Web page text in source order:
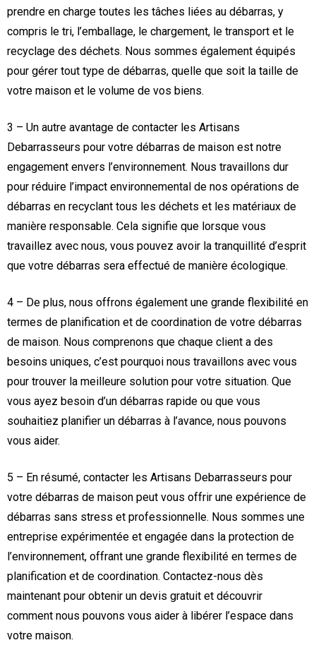
prendre en charge toutes les tâches liées au débarras, y
compris le tri, l’emballage, le chargement, le transport et le
recyclage des déchets. Nous sommes également équipés
pour gérer tout type de débarras, quelle que soit la taille de
votre maison et le volume de vos biens.
3 – Un autre avantage de contacter les Artisans
Debarrasseurs pour votre débarras de maison est notre
engagement envers l’environnement. Nous travaillons dur
pour réduire l’impact environnemental de nos opérations de
débarras en recyclant tous les déchets et les matériaux de
manière responsable. Cela signifie que lorsque vous
travaillez avec nous, vous pouvez avoir la tranquillité d’esprit
que votre débarras sera effectué de manière écologique.
4 – De plus, nous offrons également une grande flexibilité en
termes de planification et de coordination de votre débarras
de maison. Nous comprenons que chaque client a des
besoins uniques, c’est pourquoi nous travaillons avec vous
pour trouver la meilleure solution pour votre situation. Que
vous ayez besoin d’un débarras rapide ou que vous
souhaitiez planifier un débarras à l’avance, nous pouvons
vous aider.
5 – En résumé, contacter les Artisans Debarrasseurs pour
votre débarras de maison peut vous offrir une expérience de
débarras sans stress et professionnelle. Nous sommes une
entreprise expérimentée et engagée dans la protection de
l’environnement, offrant une grande flexibilité en termes de
planification et de coordination. Contactez-nous dès
maintenant pour obtenir un devis gratuit et découvrir
comment nous pouvons vous aider à libérer l’espace dans
votre maison.